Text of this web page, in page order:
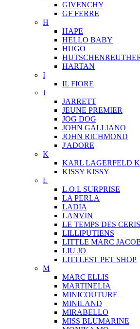
GIVENCHY
GF FERRE
H
HAPE
HELLO BABY
HUGO
HARTAN
I
IL FIORE
J
JARRETT
JEUNE PREMIER
JOG DOG
JOHN GALLIANO
JOHN RICHMOND
J'ADORE
K
KARL LAGERFELD
KISSY KISSY
L
L.O.L SURPRISE
LA PERLA
LADIA
LANVIN
LE TEMPS DES
LILLIPUTIENS
LITTLE MARC
LIU JO
LITTLEST PET SHOP
M
MARC ELLIS
MARTINELIA
MINICOUTURE
MINILAND
MIRABELLO
MISS BLUMARINE